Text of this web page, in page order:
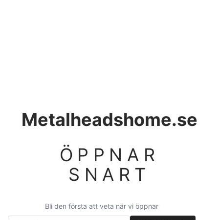
Metalheadshome.se
ÖPPNAR
SNART
Bli den första att veta när vi öppnar